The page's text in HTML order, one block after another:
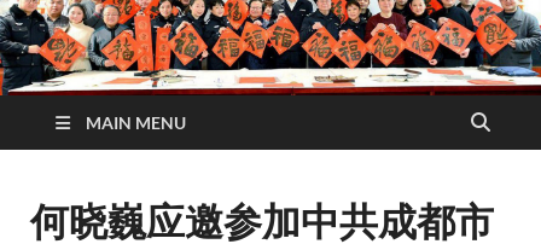
MAIN MENU
何晓巍应邀参加中共成都市